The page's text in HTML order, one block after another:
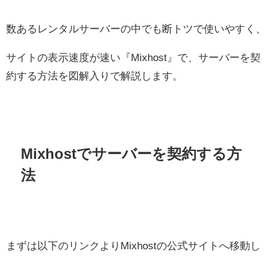
数あるレンタルサーバーの中でも断トツで使いやすく、
サイトの表示速度が速い『Mixhost』で、サーバーを契
約する方法を図解入りで解説します。
Mixhostでサーバーを契約する方
法
まずは以下のリンクよりMixhostの公式サイトへ移動し